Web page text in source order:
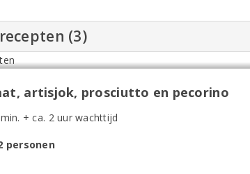
(3)
artisjok, prosciutto en pecorino
+ ca. 2 uur wachttijd
personen